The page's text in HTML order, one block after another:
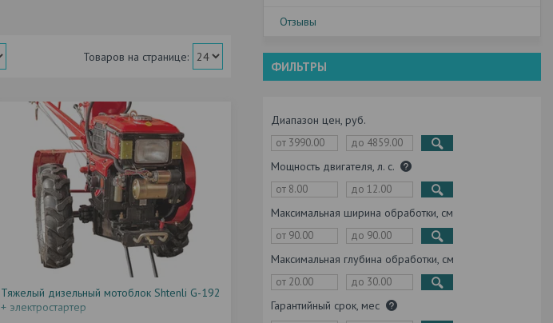
Тяжелый дизельный мотоблок Shtenli G-192
+ электростартер
Отзывы
ФИЛЬТРЫ
Диапазон цен, руб.
Мощность двигателя, л. с.
Максимальная ширина обработки, см
Максимальная глубина обработки, см
Гарантийный срок, мес